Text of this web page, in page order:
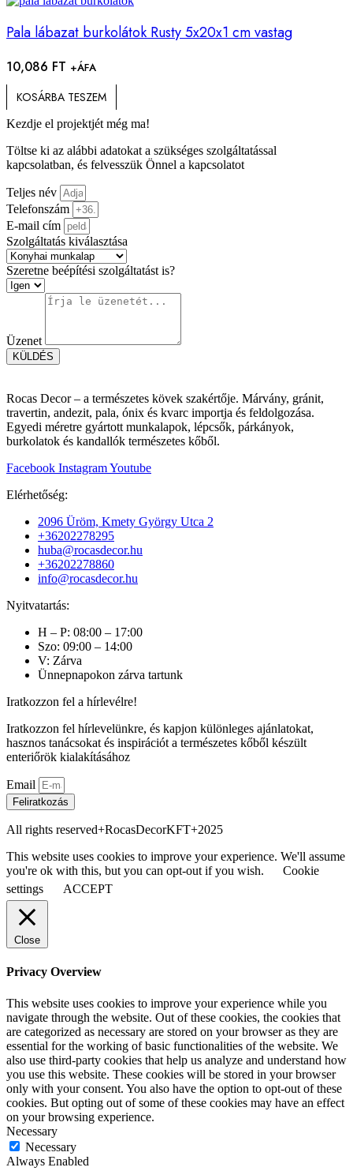
Pala lábazat burkolátok Rusty 5x20x1 cm vastag
10,086 FT +ÁFA
KOSÁRBA TESZEM
Kezdje el projektjét még ma!
Töltse ki az alábbi adatokat a szükséges szolgáltatással
kapcsolatban, és felvesszük Önnel a kapcsolatot
Teljes név
Telefonszám
E-mail cím
Szolgáltatás kiválasztása
Szeretne beépítési szolgáltatást is?
Üzenet
KÜLDÉS
Rocas Decor – a természetes kövek szakértője. Márvány, gránit,
travertin, andezit, pala, ónix és kvarc importja és feldolgozása.
Egyedi méretre gyártott munkalapok, lépcsők, párkányok,
burkolatok és kandallók természetes kőből.
Facebook InstagramYoutube
Elérhetőség:
2096 Üröm, Kmety György Utca 2
+36202278295
huba@rocasdecor.hu
+36202278860
info@rocasdecor.hu
Nyitvatartás:
H – P: 08:00 – 17:00
Szo: 09:00 – 14:00
V: Zárva
Ünnepnapokon zárva tartunk
Iratkozzon fel a hírlevélre!
Iratkozzon fel hírlevelünkre, és kapjon különleges ajánlatokat,
hasznos tanácsokat és inspirációt a természetes kőből készült
enteriőrök kialakításához
Email
Feliratkozás
All rights reserved+RocasDecorKFT+2025
This website uses cookies to improve your experience. We'll assume
you're ok with this, but you can opt-out if you wish.
Cookie
settings
ACCEPT
Close
Privacy Overview
This website uses cookies to improve your experience while you
navigate through the website. Out of these cookies, the cookies that
are categorized as necessary are stored on your browser as they are
essential for the working of basic functionalities of the website. We
also use third-party cookies that help us analyze and understand how
you use this website. These cookies will be stored in your browser
only with your consent. You also have the option to opt-out of these
cookies. But opting out of some of these cookies may have an effect
on your browsing experience.
Necessary
Necessary
Always Enabled